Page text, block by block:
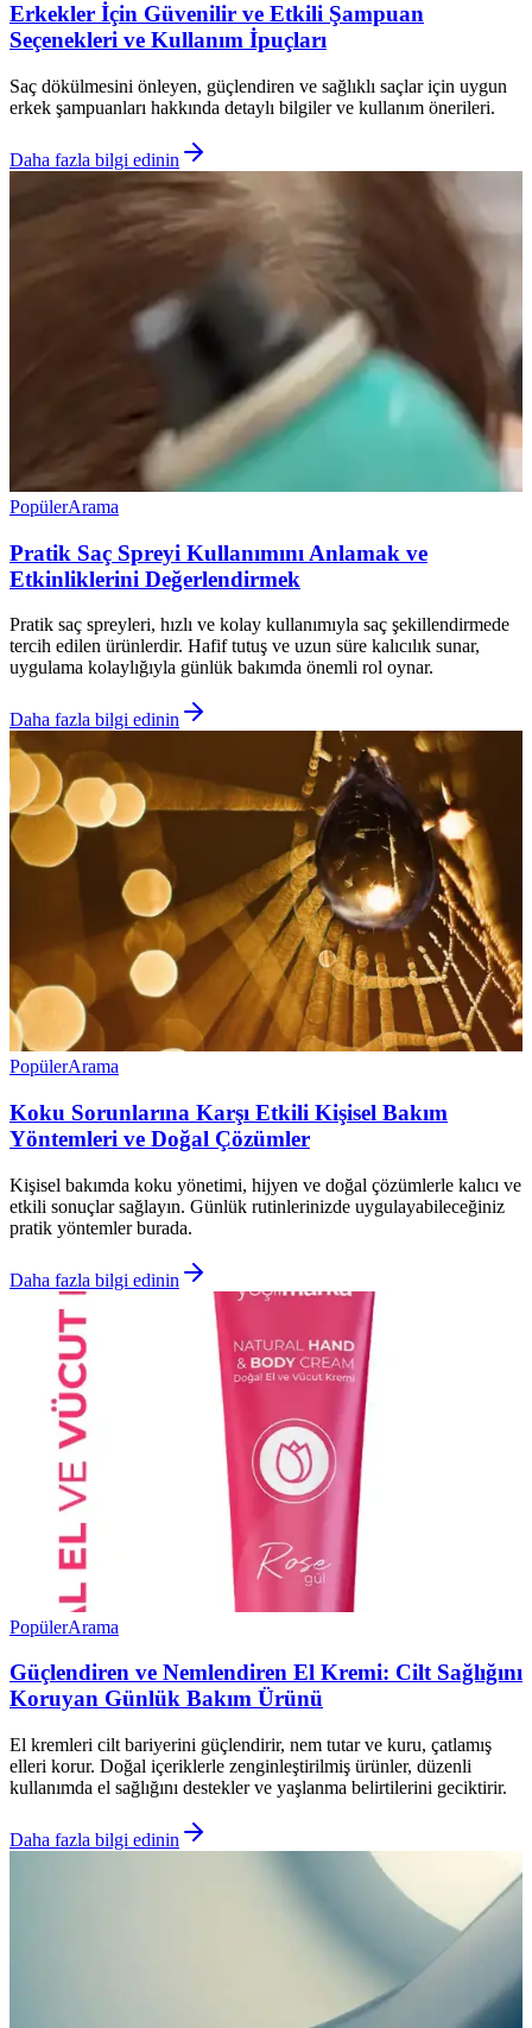
Erkekler İçin Güvenilir ve Etkili Şampuan
Seçenekleri ve Kullanım İpuçları
Saç dökülmesini önleyen, güçlendiren ve sağlıklı saçlar için uygun
erkek şampuanları hakkında detaylı bilgiler ve kullanım önerileri.
Daha fazla bilgi edinin
PopülerArama
Pratik Saç Spreyi Kullanımını Anlamak ve
Etkinliklerini Değerlendirmek
Pratik saç spreyleri, hızlı ve kolay kullanımıyla saç şekillendirmede
tercih edilen ürünlerdir. Hafif tutuş ve uzun süre kalıcılık sunar,
uygulama kolaylığıyla günlük bakımda önemli rol oynar.
Daha fazla bilgi edinin
PopülerArama
Koku Sorunlarına Karşı Etkili Kişisel Bakım
Yöntemleri ve Doğal Çözümler
Kişisel bakımda koku yönetimi, hijyen ve doğal çözümlerle kalıcı ve
etkili sonuçlar sağlayın. Günlük rutinlerinizde uygulayabileceğiniz
pratik yöntemler burada.
Daha fazla bilgi edinin
PopülerArama
Güçlendiren ve Nemlendiren El Kremi: Cilt Sağlığını
Koruyan Günlük Bakım Ürünü
El kremleri cilt bariyerini güçlendirir, nem tutar ve kuru, çatlamış
elleri korur. Doğal içeriklerle zenginleştirilmiş ürünler, düzenli
kullanımda el sağlığını destekler ve yaşlanma belirtilerini geciktirir.
Daha fazla bilgi edinin